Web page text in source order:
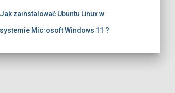
Jak zainstalować Ubuntu Linux w
systemie Microsoft Windows 11 ?